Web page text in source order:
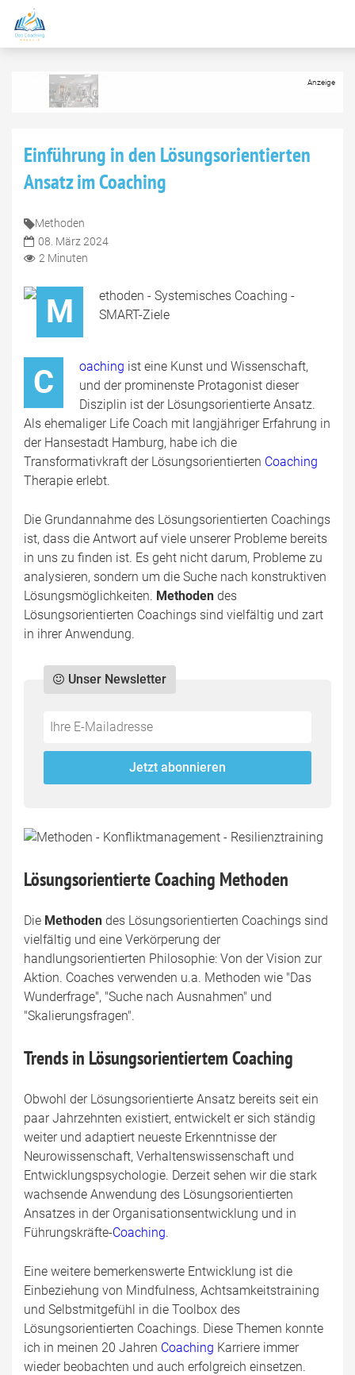
Einführung in den Lösungsorientierten
Ansatz im Coaching
Methoden
08. März 2024
2 Minuten
C oaching ist eine Kunst und Wissenschaft,
und der prominenste Protagonist dieser
Disziplin ist der Lösungsorientierte Ansatz.
Als ehemaliger Life Coach mit langjähriger Erfahrung in
der Hansestadt Hamburg, habe ich die
Transformativkraft der Lösungsorientierten Coaching
Therapie erlebt.
Die Grundannahme des Lösungsorientierten Coachings
ist, dass die Antwort auf viele unserer Probleme bereits
in uns zu finden ist. Es geht nicht darum, Probleme zu
analysieren, sondern um die Suche nach konstruktiven
Lösungsmöglichkeiten. Methoden des
Lösungsorientierten Coachings sind vielfältig und zart
in ihrer Anwendung.
Do
fill
Unser Newsletter
*Ihre
Mailadresse:
Jetzt abonnieren
Lösungsorientierte Coaching Methoden
Die Methoden des Lösungsorientierten Coachings sind
vielfältig und eine Verkörperung der
handlungsorientierten Philosophie: Von der Vision zur
Aktion. Coaches verwenden u.a. Methoden wie "Das
Wunderfrage", "Suche nach Ausnahmen" und
"Skalierungsfragen".
Trends in Lösungsorientiertem Coaching
Obwohl der Lösungsorientierte Ansatz bereits seit ein
paar Jahrzehnten existiert, entwickelt er sich ständig
weiter und adaptiert neueste Erkenntnisse der
Neurowissenschaft, Verhaltenswissenschaft und
Entwicklungspsychologie. Derzeit sehen wir die stark
wachsende Anwendung des Lösungsorientierten
Ansatzes in der Organisationsentwicklung und in
Führungskräfte-Coaching.
Eine weitere bemerkenswerte Entwicklung ist die
Einbeziehung von Mindfulness, Achtsamkeitstraining
und Selbstmitgefühl in die Toolbox des
Lösungsorientierten Coachings. Diese Themen konnte
ich in meinen 20 Jahren Coaching Karriere immer
wieder beobachten und auch erfolgreich einsetzen.